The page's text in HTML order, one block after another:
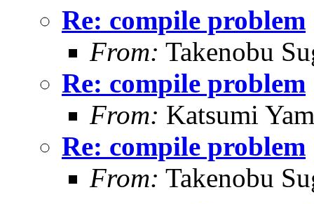
Re: compile problem
From: Takenobu
Re: compile problem
From: Katsumi
Re: compile problem
From: Takenobu